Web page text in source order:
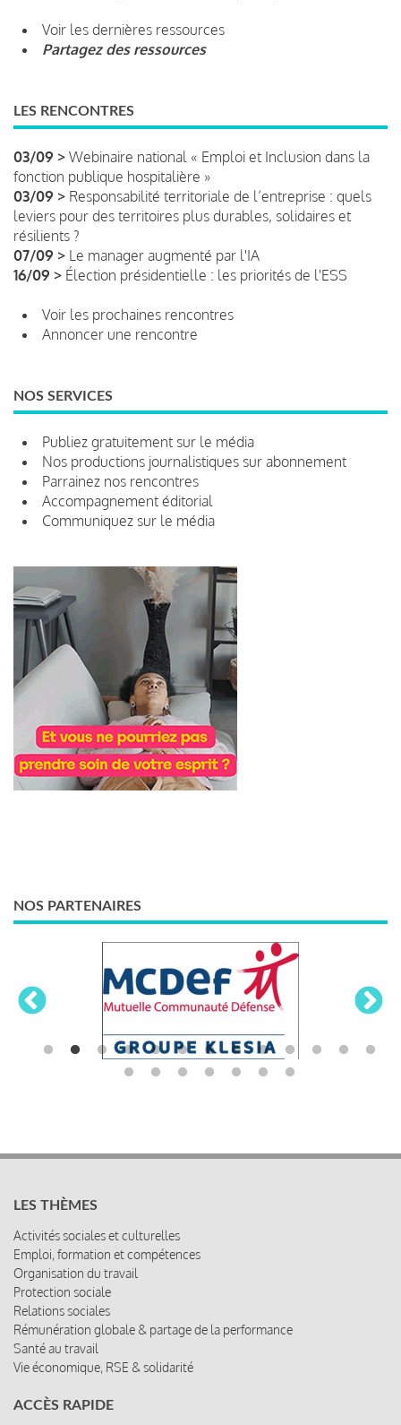
Voir les dernières ressources
Partagez des ressources
LES RENCONTRES
03/09 > Webinaire national « Emploi et Inclusion dans la
fonction publique hospitalière »
03/09 > Responsabilité territoriale de l’entreprise : quels
leviers pour des territoires plus durables, solidaires et
résilients ?
07/09 > Le manager augmenté par l'IA
16/09 > Élection présidentielle : les priorités de l'ESS
Voir les prochaines rencontres
Annoncer une rencontre
NOS SERVICES
Publiez gratuitement sur le média
Nos productions journalistiques sur abonnement
Parrainez nos rencontres
Accompagnement éditorial
Communiquez sur le média
NOS PARTENAIRES
LES THÈMES
Activités sociales et culturelles
Emploi, formation et compétences
Organisation du travail
Protection sociale
Relations sociales
Rémunération globale & partage de la performance
Santé au travail
Vie économique, RSE & solidarité
ACCÈS RAPIDE